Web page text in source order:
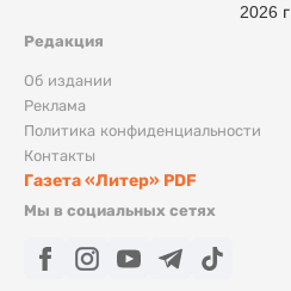
Редакция
Об издании
Реклама
Политика конфиденциальности
Контакты
Газета «Литер» PDF
Мы в социальных сетях
2026 г.